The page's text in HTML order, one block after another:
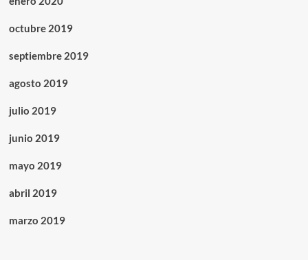
octubre 2019
septiembre 2019
agosto 2019
julio 2019
junio 2019
mayo 2019
abril 2019
marzo 2019